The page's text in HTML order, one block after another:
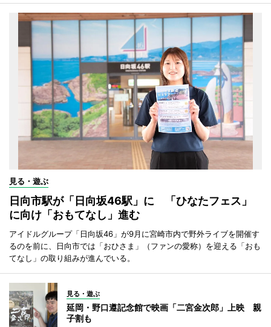
見る・遊ぶ
日向市駅が「日向坂46駅」に 「ひなたフェス」
に向け「おもてなし」進む
アイドルグループ「日向坂46」が9月に宮崎市内で野外ライブを開催す
るのを前に、日向市では「おひさま」（ファンの愛称）を迎える「おも
てなし」の取り組みが進んでいる。
見る・遊ぶ
延岡・野口遵記念館で映画「二宮金次郎」上映 親
子割も